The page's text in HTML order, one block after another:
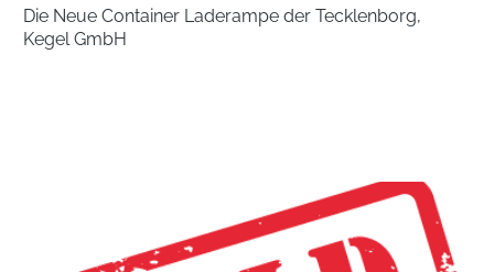
Die Neue Container Laderampe der Tecklenborg,
Kegel GmbH